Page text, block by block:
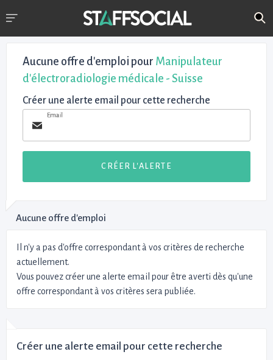
Aucune offre d'emploi pour Manipulateur
d'électroradiologie médicale - Suisse
Créer une alerte email pour cette recherche
Email
CRÉER L'ALERTE
Aucune offre d'emploi
Il n'y a pas d'offre correspondant à vos critères de recherche
actuellement.
Vous pouvez créer une alerte email pour être averti dès qu'une
offre correspondant à vos critères sera publiée.
Créer une alerte email pour cette recherche